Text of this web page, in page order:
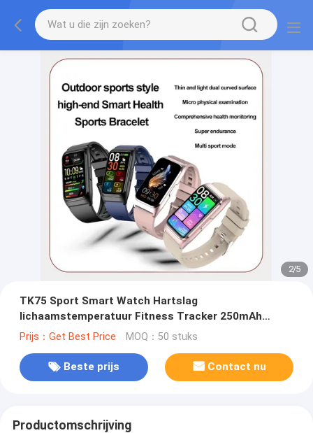
2/5
TK75 Sport Smart Watch Hartslag
lichaamstemperatuur Fitness Tracker 250mAh
batterij
Prijs：Get Best Price MOQ：50 stuks
Beste prijs Contact nu
Productomschrijving